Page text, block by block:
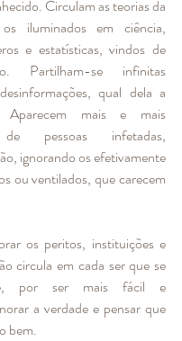
Circulam as teorias da
iluminados em ciência,
e estatísticas, vindos de
se infinitas
qual dela a
Aparecem mais e mais
de pessoas infetadas,
ignorando os efetivamente
ou ventilados, que carecem
os peritos, instituições e
circula em cada ser que se
por ser mais fácil e
a verdade e pensar que
bem.